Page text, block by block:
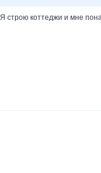
Я строю коттеджи и мне